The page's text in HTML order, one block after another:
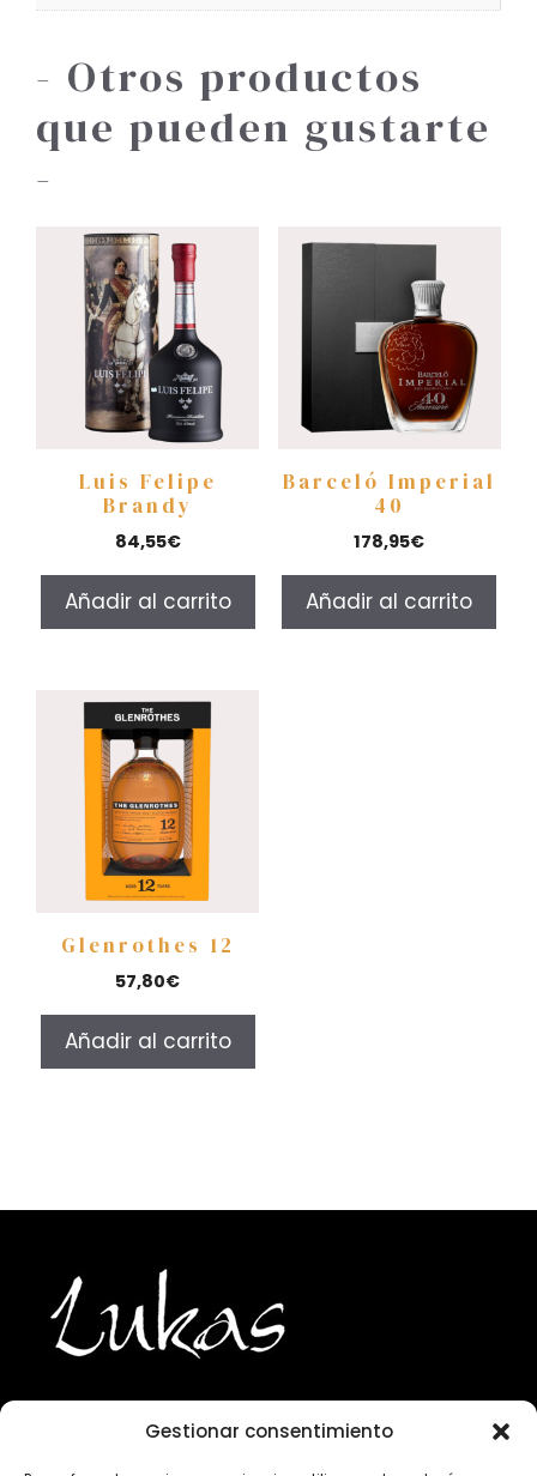
Gestionar consentimiento
- Otros productos
que pueden gustarte
-
Luis Felipe
Brandy
84,55€
Añadir al carrito
Barceló Imperial
40
178,95€
Añadir al carrito
Glenrothes 12
57,80€
Añadir al carrito